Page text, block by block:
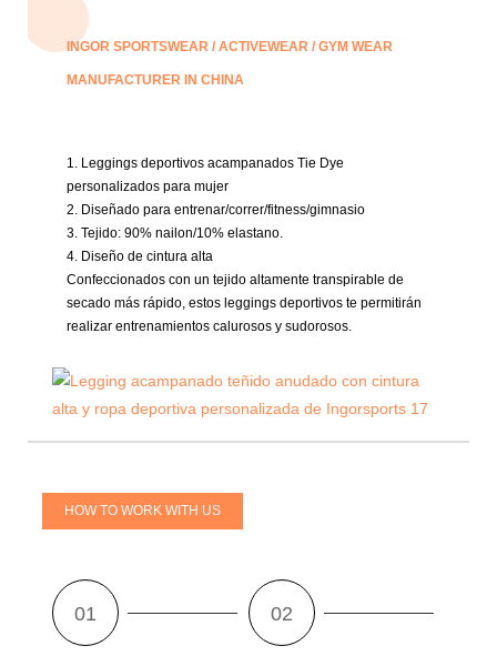
INGOR SPORTSWEAR / ACTIVEWEAR / GYM WEAR
MANUFACTURER IN CHINA
1. Leggings deportivos acampanados Tie Dye
personalizados para mujer
2. Diseñado para entrenar/correr/fitness/gimnasio
3. Tejido: 90% nailon/10% elastano.
4. Diseño de cintura alta
Confeccionados con un tejido altamente transpirable de
secado más rápido, estos leggings deportivos te permitirán
realizar entrenamientos calurosos y sudorosos.
HOW TO WORK WITH US